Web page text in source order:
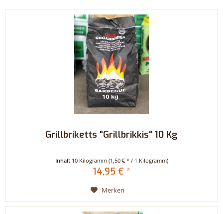
Grillbriketts "Grillbrikkis" 10 Kg
Inhalt 10 Kilogramm (1,50 € * / 1 Kilogramm)
14,95 € *
Merken